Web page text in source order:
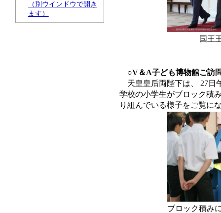
（別ウインドウで開き
ます）
国王
○V＆A子ども博物館ご訪
天皇皇后両陛下は、 27
学校の小学生がブロック積
り組んでいる様子をご覧に
ブロック積み